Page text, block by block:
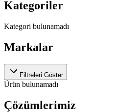
Kategoriler
Kategori bulunamadı
Markalar
Filtreleri Göster
Ürün bulunamadı
Çözümlerimiz